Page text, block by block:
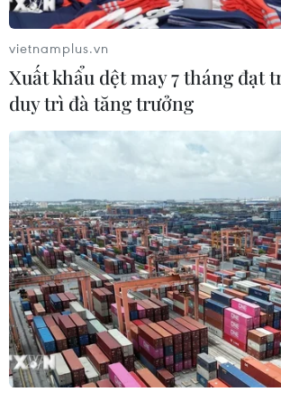
nạn nhân bị sóng cuốn tại Mũi Nghê
Trung Quốc nâng mức ứng phó khẩn
cấp với bão Dolphin
Đà Nẵng: Sóng cuốn 4 người tại Mũi
Nghê, 3 người mất tích
08/08/2026 06:02
Vượt lên di chứng chất độc da cam,
chàng trai Đồng Tháp tự tin làm chủ
vietnamplus.vn
Xuất khẩu dệt may 7 tháng đạt
duy trì đà tăng trưởng